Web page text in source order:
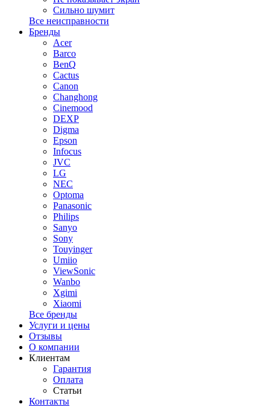
Сильно шумит
Все неисправности
Бренды
Acer
Barco
BenQ
Cactus
Canon
Changhong
Cinemood
DEXP
Digma
Epson
Infocus
JVC
LG
NEC
Optoma
Panasonic
Philips
Sanyo
Sony
Touyinger
Umiio
ViewSonic
Wanbo
Xgimi
Xiaomi
Все бренды
Услуги и цены
Отзывы
О компании
Клиентам
Гарантия
Оплата
Статьи
Контакты